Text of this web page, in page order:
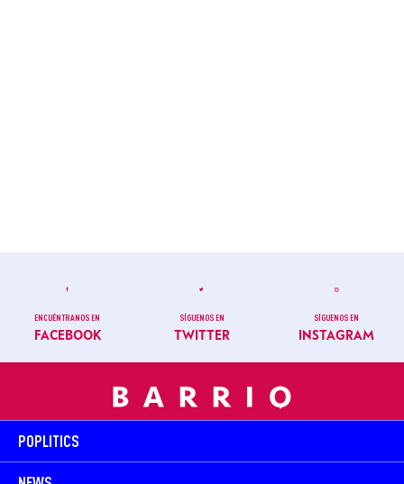
ENCUÉNTRANOS EN
FACEBOOK
SÍGUENOS EN
TWITTER
SÍGUENOS EN
INSTAGRAM
POPLITICS